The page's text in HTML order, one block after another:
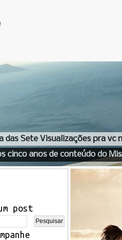
das Sete Visualizações pra vc
cinco anos de conteúdo do
post